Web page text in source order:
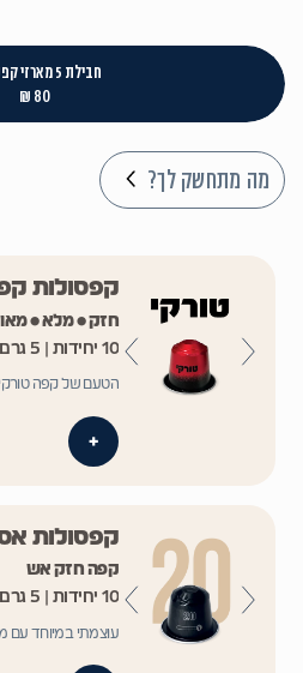
חבילת 5 מארזי קפסולות
80 ₪
מה מתחשק לך?
קפסולות
חזק • מלא •
10 יחידות | 5 גרם ליחידה
הטעם של קפה
+
קפסולות
קפה חזק אש
10 יחידות | 5 גרם ליחידה
עוצמתי במיוחד עם